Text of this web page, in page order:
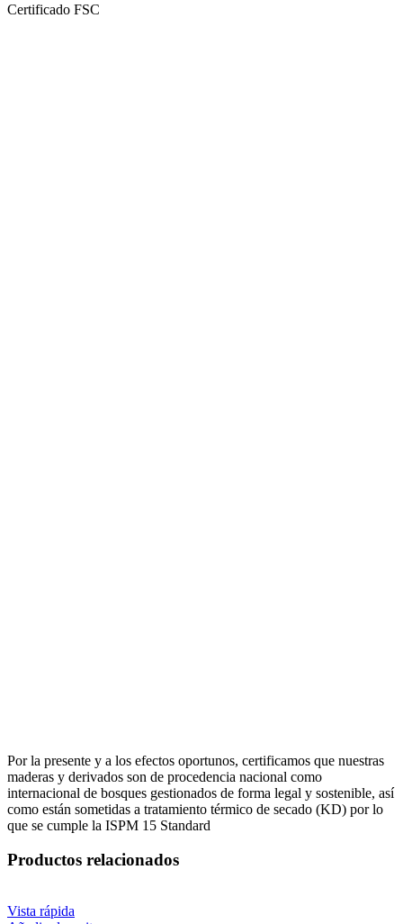
Certificado FSC
Por la presente y a los efectos oportunos, certificamos que nuestras
maderas y derivados son de procedencia nacional como
internacional de bosques gestionados de forma legal y sostenible, así
como están sometidas a tratamiento térmico de secado (KD) por lo
que se cumple la ISPM 15 Standard
Productos relacionados
Vista rápida